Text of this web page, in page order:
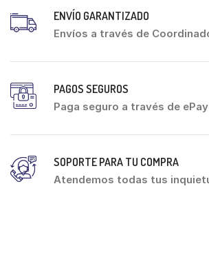
ENVÍO GARANTIZADO
Envíos a través de
PAGOS SEGUROS
Paga seguro a través de
SOPORTE PARA TU COMPRA
Atendemos todas tus